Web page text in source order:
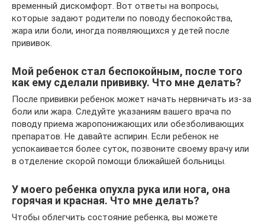
временный дискомфорт. Вот ответы на вопросы,
которые задают родители по поводу беспокойства,
жара или боли, иногда появляющихся у детей после
прививок.
Мой ребенок стал беспокойным, после того
как ему сделали прививку. Что мне делать?
После прививки ребенок может начать нервничать из-за
боли или жара. Следуйте указаниям вашего врача по
поводу приема жаропонижающих или обезболивающих
препаратов. Не давайте аспирин. Если ребенок не
успокаивается более суток, позвоните своему врачу или
в отделение скорой помощи ближайшей больницы.
У моего ребенка опухла рука или нога, она
горячая и красная. Что мне делать?
Чтобы облегчить состояние ребенка, вы можете